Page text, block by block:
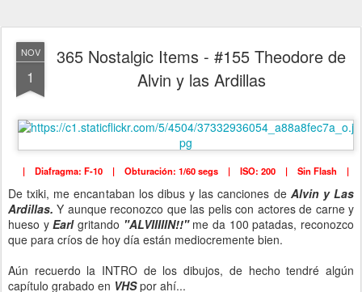
NOV
1
365 Nostalgic Items - #155 Theodore de
Alvin y las Ardillas
| Diafragma: F-10 | Obturación: 1/60 segs | ISO: 200 | Sin Flash |
De txiki, me encantaban los dibus y las canciones de Alvin y Las
Ardillas.Y aunque reconozco que las pelis con actores de carne y
hueso yEarlgritando "ALVIIIIIN!!"me da 100 patadas, reconozco
que para críos de hoy día están mediocremente bien.
Aún recuerdo la INTRO de los dibujos, de hecho tendré algún
capítulo grabado en VHSpor ahí...